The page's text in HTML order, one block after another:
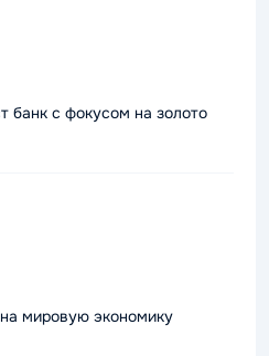
банк с фокусом на золото
мировую экономику